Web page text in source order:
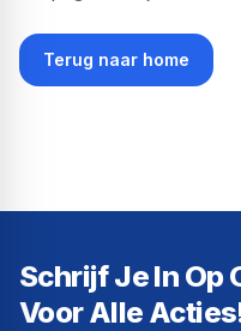
Terug naar home
Schrijf Je In Op
Voor Alle